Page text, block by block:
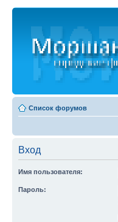
Список форумов
Вход
Имя пользователя:
Пароль: